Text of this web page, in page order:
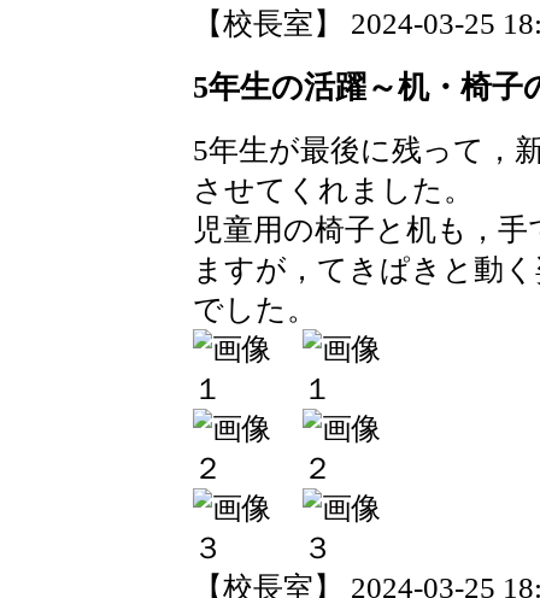
【校長室】 2024-03-25
5年生の活躍～机・椅子
5年生が最後に残って，
させてくれました。
児童用の椅子と机も，
ますが，てきぱきと動
でした。
【校長室】 2024-03-25